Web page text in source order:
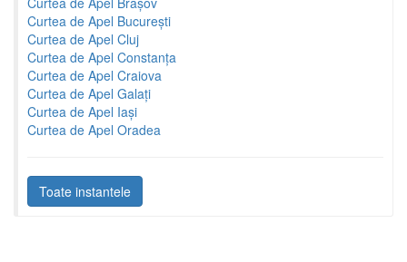
Curtea de Apel București
Curtea de Apel Cluj
Curtea de Apel Constanța
Curtea de Apel Craiova
Curtea de Apel Galați
Curtea de Apel Iași
Curtea de Apel Oradea
Toate instantele